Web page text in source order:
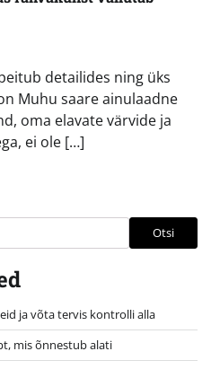
detailides ning üks
Muhu saare ainulaadne
oma elavate värvide ja
ei ole […]
Otsi
ja võta tervis kontrolli alla
mis õnnestub alati